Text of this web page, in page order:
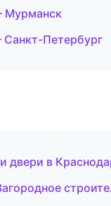
Мурманск
Петербург
двери в